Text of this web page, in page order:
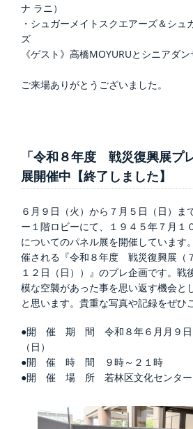
ナ ラニ）
・シュガーメイトスクエアーズ＆シュ
ズ
《ゲスト》高橋MOYURUとシニアダ
ご来場ありがとうございました。
「令和８年度 戦災復興展
展開催中【終了しました】
６月９日（火）から７月５日（日）ま
ー１階ロビーにて、１９４５年７月１
についてのパネル展を開催しています
催される『令和８年度 戦災復興展（
１２日（日））』のプレ企画です。戦
模な空襲があった事を思い返す機会と
と思います。貴重な写真や記録をぜひ
●開 催 期 間 令和８年６月月９日
（日）
●開 催 時 間 ９時～２１時
●開 催 場 所 若林区文化センタ